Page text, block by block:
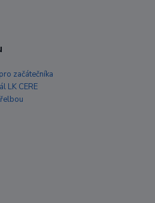
začátečníka
LK CERE